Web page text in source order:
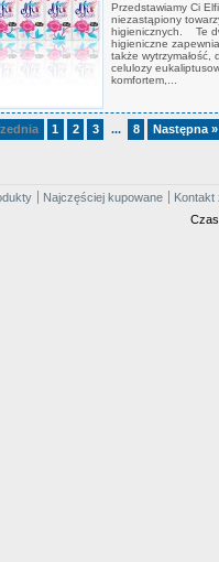
Przedstawiamy Ci
niezastąpiony
higienicznych. Te
higieniczne
także wytrzymałość,
celulozy
komfortem,...
1 2 3 ... 8 Następna »
Najczęściej kupowane
Kontakt